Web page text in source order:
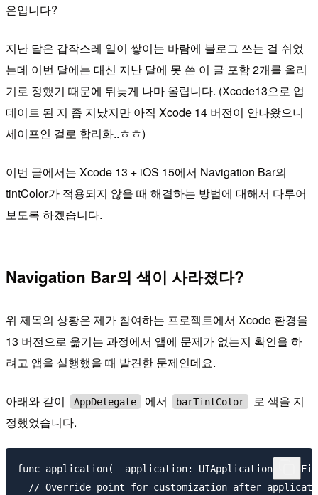
은입니다?
지난 달은 갑작스레 일이 쌓이는 바람에 블로그 쓰는 걸 쉬었
는데 이번 달에는 대신 지난 달에 못 쓴 이 글 포함 2개를 올리
기로 정했기 때문에 뒤늦게 나마 올립니다. (Xcode13으로 업
데이트 된 지 좀 지났지만 아직 Xcode 14 버전이 안나왔으니
세이프인 걸로 합리화..ㅎㅎ)
이번 글에서는 Xcode 13 + iOS 15에서 Navigation Bar의
tintColor가 적용되지 않을 때 해결하는 방법에 대해서 다루어
보도록 하겠습니다.
Navigation Bar의 색이 사라졌다?
위 제목의 상황은 제가 참여하는 프로젝트에서 Xcode 환경을
13 버전으로 옮기는 과정에서 앱에 문제가 없는지 확인을 하
려고 앱을 실행했을 때 발견한 문제인데요.
아래와 같이 AppDelegate 에서 barTintColor
로 색을 지
정했었습니다.
func application(_ application: UIApplication,
// Override point for customization after